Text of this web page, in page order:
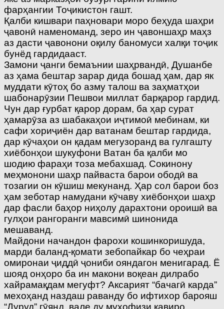
фарҳангии Тоҷикистон гашт.
Қалби кишвари паҳновари моро беҳуда шаҳри
ҷавонӣ наменоманд, зеро ин ҷавоншаҳр маҳз
аз дасти ҷавонони оқилу баномуси халқи тоҷик
бунёд гардидааст.
Замони ҷанги бемаънии шаҳрвандӣ, Душанбе
аз ҳама бештар зарар дида бошад ҳам, дар як
муддати кӯтоҳ бо азму талош ва заҳматҳои
шабонарӯзии Пешвои миллат барқарор гардид.
Чун дар ғурбат қарор дорам, ба ҳар сурат
ҳамарӯза аз шабакаҳои иҷтимоӣ мебинам, ки
сафи хориҷиён дар ватанам бештар гардида,
дар кӯчаҳои он қадам мегузоранд ва гулгашту
хиёбонҳои шукуфони Ватан ба қалби мо
шодию фараҳи тоза мебахшад. Сокинону
меҳмонони шаҳр пайваста барои ободӣ ва
тозагии он кӯшиш мекунанд. Ҳар сол барои боз
ҳам зеботар намудани кӯчаву хиёбонҳои шаҳр
дар фасли баҳор ниҳолу дарахтони ороишӣ ва
гулҳои рангоранги мавсимӣ шинонида
мешаванд.
Майдони начандон фарохи кошинкоришуда,
марди баланд-қомати зебопайкар бо чеҳраи
омиронаи ҷиддӣ ҷониби ояндагон менигарад. Ё
шояд онҳоро ба ин макони воқеан дилрабо
хайрамақдам мегуфт? Аксарият “бачагӣ карда”
мехоҳанд наздаш раванду бо ифтихор барояш
“Дуруд” гӯянд, вале ду муҳофизи қавиро